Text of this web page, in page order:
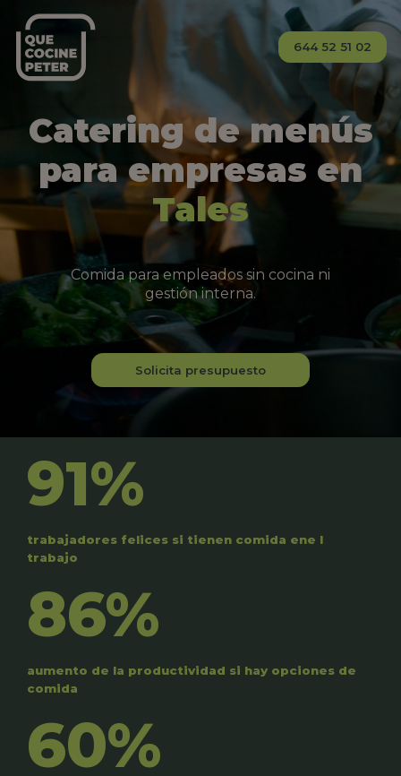
644 52 51 02
Catering de menús
para empresas en
Tales
Comida para empleados sin cocina ni
gestión interna.
Solicita presupuesto
91%
trabajadores felices si tienen comida ene l
trabajo
86%
aumento de la productividad si hay opciones de
comida
60%